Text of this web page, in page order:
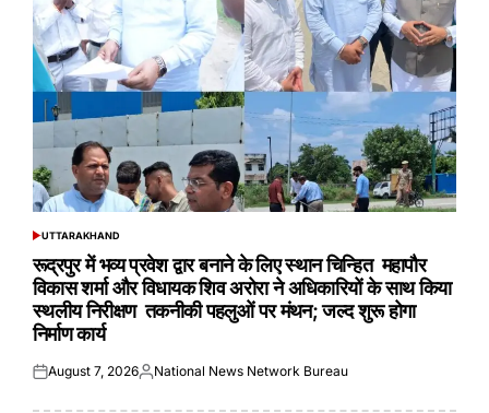
POSTED
UTTARAKHAND
रूद्रपुर में भव्य प्रवेश द्वार बनाने के लिए स्थान चिन्हित महापौर
विकास शर्मा और विधायक शिव अरोरा ने अधिकारियों के साथ किया
स्थलीय निरीक्षण तकनीकी पहलुओं पर मंथन; जल्द शुरू होगा
निर्माण कार्य
Posted
August 7, 2026Posted
National News Network Bureau